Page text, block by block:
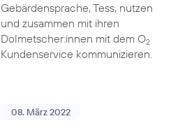
Gebärdensprache, Tess, nutzen
und zusammen mit ihren
Dolmetscher:innen mit dem O2
Kundenservice kommunizieren.
08. März 2022